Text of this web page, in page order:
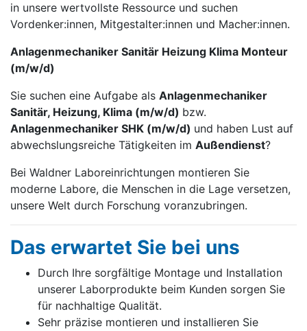
in unsere wertvollste Ressource und suchen
Vordenker:innen, Mitgestalter:innen und Macher:innen.
Anlagenmechaniker Sanitär Heizung Klima Monteur
(m/w/d)
Sie suchen eine Aufgabe als Anlagenmechaniker
Sanitär, Heizung, Klima (m/w/d) bzw.
Anlagenmechaniker SHK (m/w/d) und haben Lust auf
abwechslungsreiche Tätigkeiten im Außendienst?
Bei Waldner Laboreinrichtungen montieren Sie
moderne Labore, die Menschen in die Lage versetzen,
unsere Welt durch Forschung voranzubringen.
Das erwartet Sie bei uns
Durch Ihre sorgfältige Montage und Installation
unserer Laborprodukte beim Kunden sorgen Sie
für nachhaltige Qualität.
Sehr präzise montieren und installieren Sie